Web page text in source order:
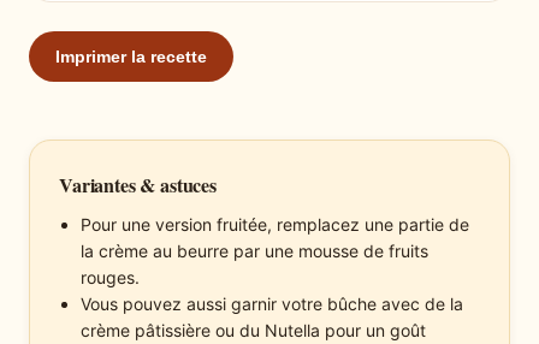
Imprimer la recette
Variantes & astuces
Pour une version fruitée, remplacez une partie de
la crème au beurre par une mousse de fruits
rouges.
Vous pouvez aussi garnir votre bûche avec de la
crème pâtissière ou du Nutella pour un goût